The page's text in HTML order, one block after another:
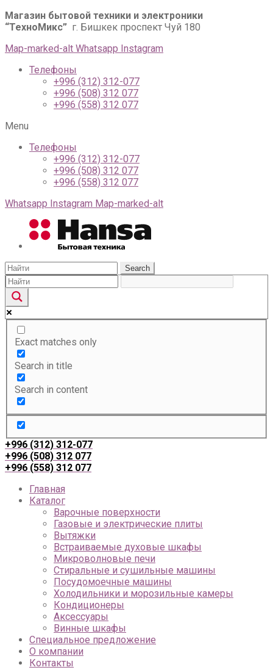
Магазин бытовой техники и электроники
“ТехноМикс” г. Бишкек проспект Чуй 180
Map-marked-alt Whatsapp Instagram
Телефоны
+996 (312) 312-077
+996 (508) 312 077
+996 (558) 312 077
Menu
Телефоны
+996 (312) 312-077
+996 (508) 312 077
+996 (558) 312 077
Whatsapp Instagram Map-marked-alt
Search
Exact matches only
Search in title
Search in content
+996 (312) 312-077
+996 (508) 312 077
+996 (558) 312 077
Главная
Каталог
Варочные поверхности
Газовые и электрические плиты
Вытяжки
Встраиваемые духовые шкафы
Микроволновые печи
Стиральные и сушильные машины
Посудомоечные машины
Холодильники и морозильные камеры
Кондиционеры
Аксессуары
Винные шкафы
Специальное предложение
О компании
Контакты